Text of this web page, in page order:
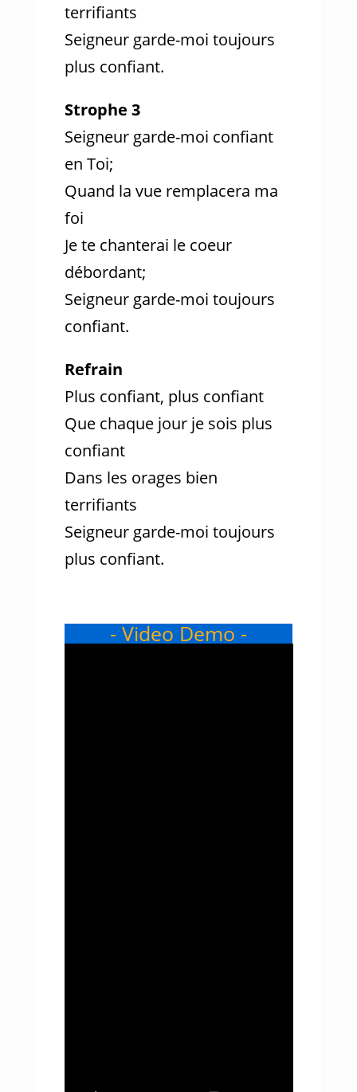
terrifiants
Seigneur garde-moi toujours
plus confiant.
Strophe 3
Seigneur garde-moi confiant
en Toi;
Quand la vue remplacera ma
foi
Je te chanterai le coeur
débordant;
Seigneur garde-moi toujours
confiant.
Refrain
Plus confiant, plus confiant
Que chaque jour je sois plus
confiant
Dans les orages bien
terrifiants
Seigneur garde-moi toujours
plus confiant.
- Video Demo -